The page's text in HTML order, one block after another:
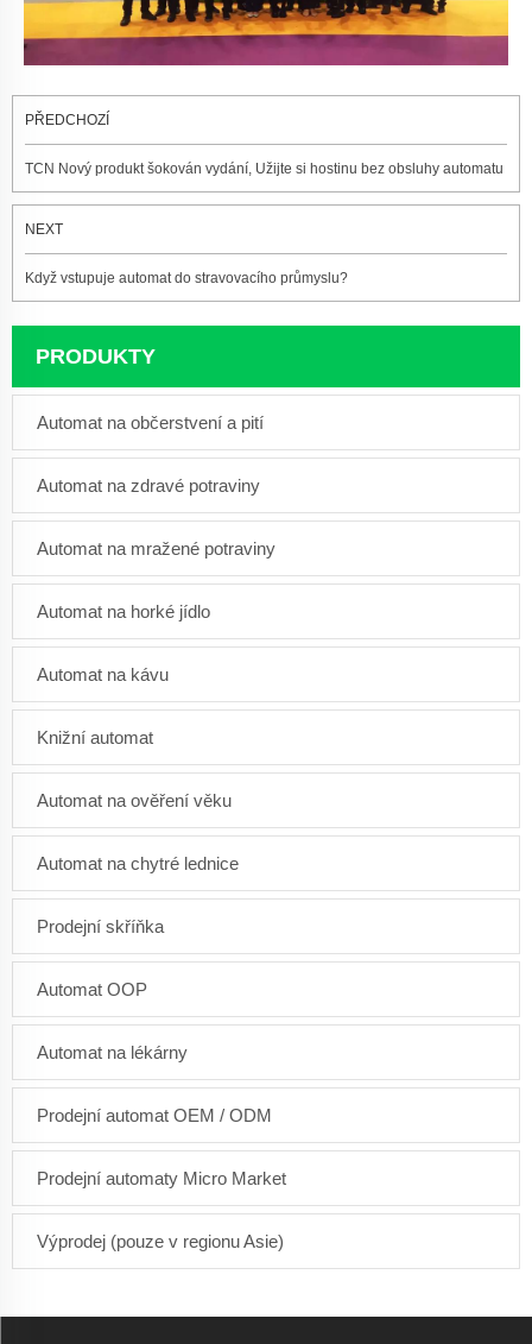
PŘEDCHOZÍ
TCN Nový produkt šokován vydání, Užijte si hostinu bez obsluhy automatu
NEXT
Když vstupuje automat do stravovacího průmyslu?
PRODUKTY
Automat na občerstvení a pití
Automat na zdravé potraviny
Automat na mražené potraviny
Automat na horké jídlo
Automat na kávu
Knižní automat
Automat na ověření věku
Automat na chytré lednice
Prodejní skříňka
Automat OOP
Automat na lékárny
Prodejní automat OEM / ODM
Prodejní automaty Micro Market
Výprodej (pouze v regionu Asie)